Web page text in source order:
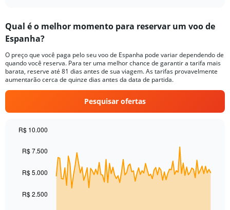
Qual é o melhor momento para reservar um voo de
Espanha?
O preço que você paga pelo seu voo de Espanha pode variar dependendo de
quando você reserva. Para ter uma melhor chance de garantir a tarifa mais
barata, reserve até 81 dias antes de sua viagem. As tarifas provavelmente
aumentarão cerca de quinze dias antes da data de partida.
Pesquisar ofertas
with
points.
The
graphic.
R$ 2.500
R$ 5.000
R$ 7.500
R$ 10.000